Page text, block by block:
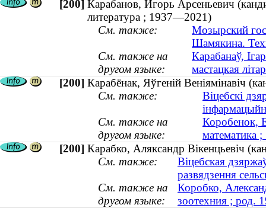
[200] Карабанов, Игорь Арсеньевич
литература ; 1937—2021)
См. также:
Мозырский
Шамякина.
См. также на
другом языке:
Карабанаў,
мастацкая
[200] Карабёнак, Яўгеній Веніямінавіч
См. также:
Віцебскі
См. также на
другом языке:
Коробенок,
математика
[200] Карабко, Аляксандр Вікенцьевіч
См. также:
Віцебская
развядзення
См. также на
другом языке:
Коробко,
зоотехния ; род.